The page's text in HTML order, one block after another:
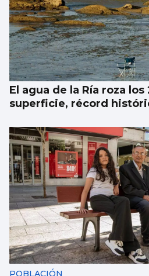
El agua de la Ría roza
superficie, récord
POBLACIÓN